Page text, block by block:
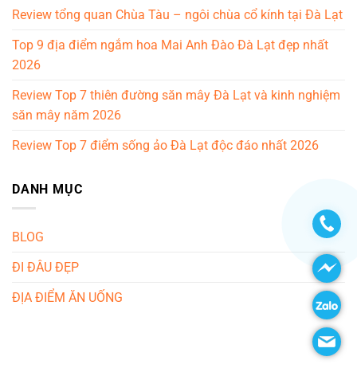
Review tổng quan Chùa Tàu – ngôi chùa cổ kính tại Đà Lạt
Top 9 địa điểm ngắm hoa Mai Anh Đào Đà Lạt đẹp nhất
2026
Review Top 7 thiên đường săn mây Đà Lạt và kinh nghiệm
săn mây năm 2026
Review Top 7 điểm sống ảo Đà Lạt độc đáo nhất 2026
DANH MỤC
BLOG
ĐI ĐÂU ĐẸP
ĐỊA ĐIỂM ĂN UỐNG